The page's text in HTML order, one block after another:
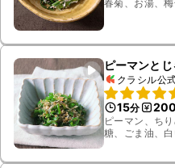
春菊、お湯、
ピーマンと
クラシル公
15分 200
ピーマン、ち
糖、ごま油、白